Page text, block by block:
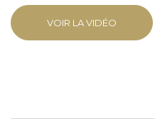
VOIR LA VIDÉO